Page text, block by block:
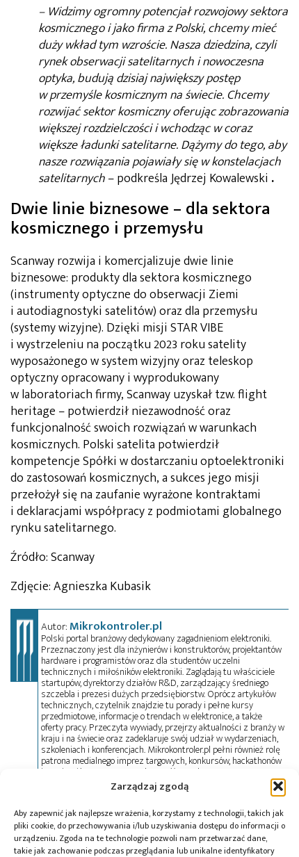
Zarządzaj zgodą
Aby zapewnić jak najlepsze wrażenia, korzystamy z technologii, takich jak
pliki cookie, do przechowywania i/lub uzyskiwania dostępu do informacji o
urządzeniu. Zgoda na te technologie pozwoli nam przetwarzać dane,
takie jak zachowanie podczas przeglądania lub unikalne identyfikatory
– Widzimy ogromny potencjał rozwojowy sektora
kosmicznego i jako firma z Polski, chcemy mieć
duży wkład tym wzroście. Nasza dziedzina, czyli
rynek obserwacji satelitarnych i nowoczesna
optyka, budują dzisiaj największy postęp
w przemyśle kosmicznym na świecie. Chcemy
rozwijać sektor kosmiczny oferując zobrazowania
większej rozdzielczości i wchodząc w coraz
większe ładunki satelitarne. Dążymy do tego, aby
nasze rozwiązania pojawiały się w konstelacjach
satelitarnych–podkreśla Jędrzej Kowalewski .
Dwie linie biznesowe – dla sektora
kosmicznego i przemysłu
Scanway rozwija i komercjalizuje dwie linie
biznesowe: produkty dla sektora kosmicznego
(instrumenty optyczne do obserwacji Ziemi
i autodiagnostyki satelitów) oraz dla przemysłu
(systemy wizyjne). Dzięki misji STAR VIBE
i wystrzeleniu na początku 2023 roku satelity
wyposażonego w system wizyjny oraz teleskop
optyczny opracowany i wyprodukowany
w laboratoriach firmy, Scanway uzyskał tzw. flight
heritage – potwierdził niezawodność oraz
funkcjonalność swoich rozwiązań w warunkach
kosmicznych. Polski satelita potwierdził
kompetencje Spółki w dostarczaniu optoelektroniki
do zastosowań kosmicznych, a sukces jego misji
przełożył się na zaufanie wyrażone kontraktami
i deklaracjami współpracy z podmiotami globalnego
rynku satelitarnego.
Źródło: Scanway
Zdjęcie: Agnieszka Kubasik
Autor:Mikrokontroler.pl
Polski portal branżowy dedykowany zagadnieniom elektroniki.
Przeznaczony jest dla inżynierów i konstruktorów, projektantów
hardware i programistów oraz dla studentów uczelni
technicznych i miłośników elektroniki. Zaglądają tu właściciele
startupów, dyrektorzy działów R&D, zarządzający średniego
szczebla i prezesi dużych przedsiębiorstw. Oprócz artykułów
technicznych, czytelnik znajdzie tu porady i pełne kursy
przedmiotowe, informacje o trendach w elektronice, a także
oferty pracy. Przeczyta wywiady, przejrzy aktualności z branży w
kraju i na świecie oraz zadeklaruje swój udział w wydarzeniach,
szkoleniach i konferencjach. Mikrokontroler.pl pełni również rolę
patrona medialnego imprez targowych, konkursów, hackathonów
i seminariów. Zapraszamy do współpracy!
Tagi:Flytronic,ICEYE,Scanway,STAR VIBE,teleskop